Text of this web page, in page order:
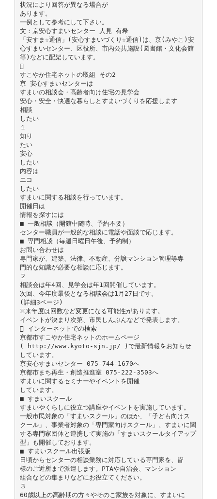
状況により回答が異なる場合が
あります。
一例として参考にして下さい。
文：京安心すまいセンター 人見 有希
「安すま☆通信」(安心すまいづくり☆通信)は、京(みやこ)安
心すまいセンター、区役所、市内公共施設(図書館・文化会館
等)などに配架しています。

すこやか住宅ネットの取組 その2
京 安心すまいセンターは
すまいの相談会・高齢者向け住宅の見学会
安心・安全・快適な暮らしとすまいづくりを応援します
相談
したい
１
知り
たい
安心
したい
内容は
エコ
したい
すまいに関する相談を行っています。
開催日は
情報を探すには
■ 一般相談（開館中随時、予約不要）
センター職員が一般的な相談に電話や面談で応じます。
■ 専門相談（毎週日曜日午後、予約制）
お問い合わせは
専門家が、建築、法律、不動産、分譲マンション管理等専
門的な知識が必要な相談に応じます。
２
相談会は年4回、見学会は年1回開催しています。
次回、今年度最後となる相談会は1月27日です。
(詳細3ページ)
※来年度は回数など変更になる可能性があります。
イベントが決まり次第、市民しんぶんなどで発表します。
 インターネットでの検索
京都市すこやか住宅ネットのホームページ
( http://www.kyoto-sjn.jp/ )で最新情報をお知らせ
しています。
京安心すまいセンター 075-744-1670へ
京都市まち再生・創造推進室 075-222-3503へ
すまいに関するセミナーやイベントを開催
しています。
■ すまいスクール
すまいやくらしに役立つ講座やイベントを実施しています。
一般市民対象の「すまいスクール」のほか、「子ども向けス
クール」、事業者対象の「専門家向けスクール」、すまいに関
する専門家団体と連携して実施の「すまいスクールタイアップ
型」も開催しております。
■ すまいスクール出張版
日頃からセンターの相談業務に対応している専門家を、皆
様のご近所まで派遣します。PTAや自治会、マンション
組合などの集まりなどにお役立てください。
３
60歳以上の高齢期の方々やそのご家族を対象に、すまいに